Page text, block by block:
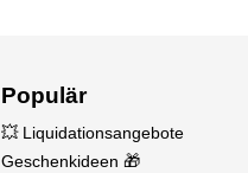
Populär
💥 Liquidationsangebote
Geschenkideen 🎁